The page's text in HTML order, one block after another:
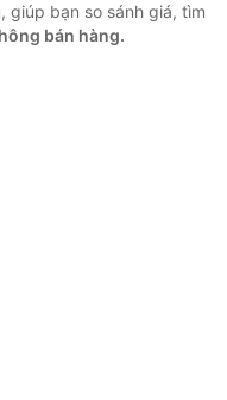
giúp bạn so sánh giá, tìm
bán hàng.